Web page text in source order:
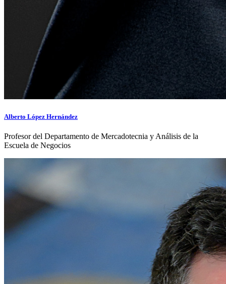
Alberto López Hernández
Profesor del Departamento de Mercadotecnia y Análisis de la
Escuela de Negocios